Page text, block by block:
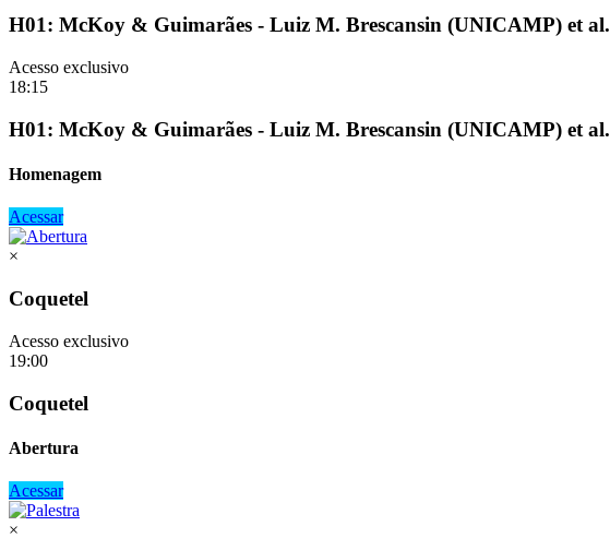
H01: McKoy & Guimarães - Luiz M. Brescansin (UNICAMP) et al.
Acesso exclusivo
18:15
H01: McKoy & Guimarães - Luiz M. Brescansin (UNICAMP) et al.
Homenagem
Acessar
×
Coquetel
Acesso exclusivo
19:00
Coquetel
Abertura
Acessar
×